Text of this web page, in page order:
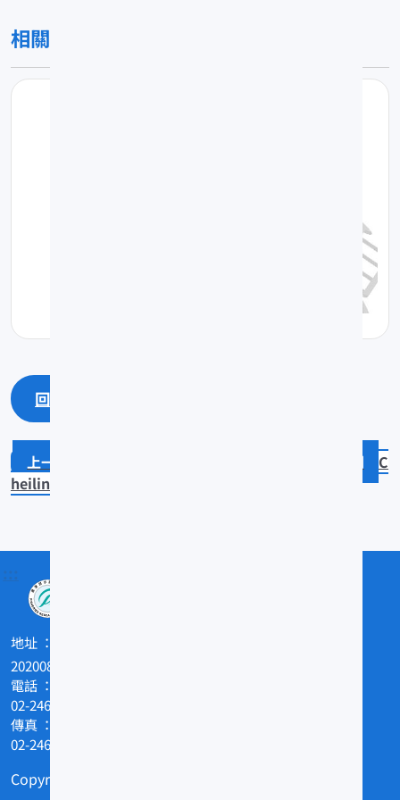
相關圖片
回上一頁
C
heilinus trilobatus
:::
地址
202008基隆市和一路199號
電話
02-24622101
傳真
02-24629388
Copyright © 農業部水產試驗所